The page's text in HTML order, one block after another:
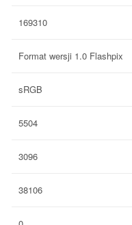
169310
Format wersji 1.0 Flashpix
sRGB
5504
3096
38106